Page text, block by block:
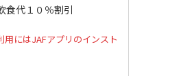
食代１０％割引
にはJAFアプリのインスト